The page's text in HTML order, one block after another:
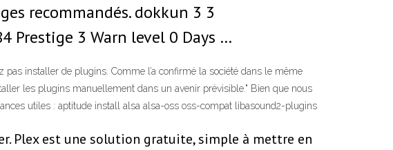
recommandés. dokkun 3 3
Prestige 3 Warn level 0 Days …
installer de plugins. Comme l’a confirmé la société dans le même
les plugins manuellement dans un avenir prévisible." Bien que nous
utiles : aptitude install alsa alsa-oss oss-compat libasound2-plugins
Plex est une solution gratuite, simple à mettre en